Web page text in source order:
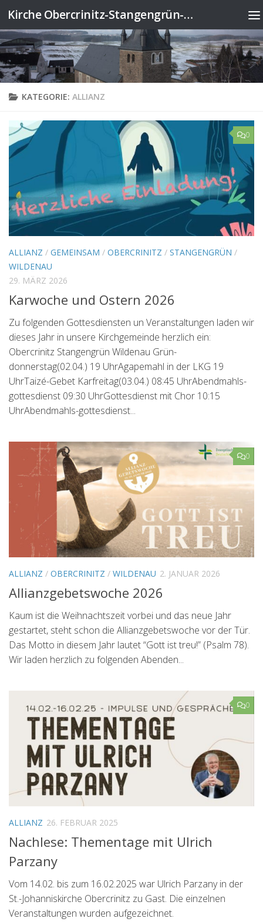
Zum Inhalt springen Kirche Obercrinitz-Stangengrün-Wildenau
KATEGORIE: ALLIANZ
0
ALLIANZ / GEMEINSAM / OBERCRINITZ / STANGENGRÜN /
WILDENAU
29. MÄRZ 2026
Karwoche und Ostern 2026
Zu folgenden Gottesdiensten un Veranstaltungen laden wir
dieses Jahr in unsere Kirchgemeinde herzlich ein:
Obercrinitz Stangengrün Wildenau Grün-
donnerstag(02.04.) 19 UhrAgapemahl in der LKG 19
UhrTaizé-Gebet Karfreitag(03.04.) 08:45 UhrAbendmahls-
gottesdienst 09:30 UhrGottesdienst mit Chor 10:15
UhrAbendmahls-gottesdienst...
0
ALLIANZ / OBERCRINITZ / WILDENAU 2. JANUAR 2026
Allianzgebetswoche 2026
Kaum ist die Weihnachtszeit vorbei und das neue Jahr
gestartet, steht schon die Allianzgebetswoche vor der Tür.
Das Motto in diesem Jahr lautet “Gott ist treu!” (Psalm 78).
Wir laden herzlich zu folgenden Abenden...
0
ALLIANZ 26. FEBRUAR 2025
Nachlese: Thementage mit Ulrich
Parzany
Vom 14.02. bis zum 16.02.2025 war Ulrich Parzany in der
St.-Johanniskirche Obercrinitz zu Gast. Die einzelnen
Veranstaltungen wurden aufgezeichnet.